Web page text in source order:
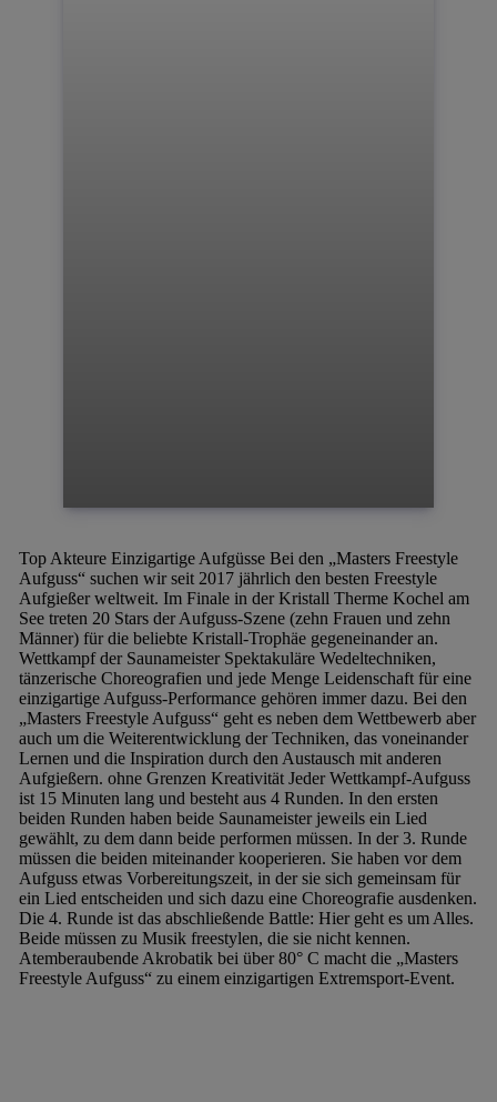
Top Akteure Einzigartige Aufgüsse Bei den „Masters Freestyle
Aufguss“ suchen wir seit 2017 jährlich den besten Freestyle
Aufgießer weltweit. Im Finale in der Kristall Therme Kochel am
See treten 20 Stars der Aufguss-Szene (zehn Frauen und zehn
Männer) für die beliebte Kristall-Trophäe gegeneinander an.
Wettkampf der Saunameister Spektakuläre Wedeltechniken,
tänzerische Choreografien und jede Menge Leidenschaft für eine
einzigartige Aufguss-Performance gehören immer dazu. Bei den
„Masters Freestyle Aufguss“ geht es neben dem Wettbewerb aber
auch um die Weiterentwicklung der Techniken, das voneinander
Lernen und die Inspiration durch den Austausch mit anderen
Aufgießern. ohne Grenzen Kreativität Jeder Wettkampf-Aufguss
ist 15 Minuten lang und besteht aus 4 Runden. In den ersten
beiden Runden haben beide Saunameister jeweils ein Lied
gewählt, zu dem dann beide performen müssen. In der 3. Runde
müssen die beiden miteinander kooperieren. Sie haben vor dem
Aufguss etwas Vorbereitungszeit, in der sie sich gemeinsam für
ein Lied entscheiden und sich dazu eine Choreografie ausdenken.
Die 4. Runde ist das abschließende Battle: Hier geht es um Alles.
Beide müssen zu Musik freestylen, die sie nicht kennen.
Atemberaubende Akrobatik bei über 80° C macht die „Masters
Freestyle Aufguss“ zu einem einzigartigen Extremsport-Event.